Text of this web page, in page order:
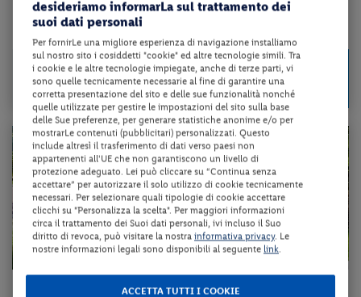
Check-in
dal 22/08/26
al 30/09/26
da375 €
a persona per 3 notti
Veneto - Abano Terme (PD)
desideriamo informarLa sul trattamento dei
suoi dati personali
Per fornirLe una migliore esperienza di navigazione installiamo
sul nostro sito i cosiddetti "cookie" ed altre tecnologie simili. Tra
i cookie e le altre tecnologie impiegate, anche di terze parti, vi
sono quelle tecnicamente necessarie al fine di garantire una
corretta presentazione del sito e delle sue funzionalità nonché
quelle utilizzate per gestire le impostazioni del sito sulla base
delle Sue preferenze, per generare statistiche anonime e/o per
mostrarLe contenuti (pubblicitari) personalizzati. Questo
include altresì il trasferimento di dati verso paesi non
appartenenti all'UE che non garantiscono un livello di
protezione adeguato. Lei può cliccare su “Continua senza
accettare” per autorizzare il solo utilizzo di cookie tecnicamente
necessari. Per selezionare quali tipologie di cookie accettare
clicchi su "Personalizza la scelta". Per maggiori informazioni
circa il trattamento dei Suoi dati personali, ivi incluso il Suo
diritto di revoca, può visitare la nostra informativa privacy. Le
nostre informazioni legali sono disponibili al seguente link.
ACCETTA TUTTI I COOKIE